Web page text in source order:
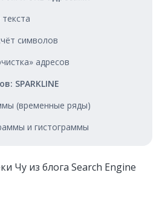
символов
адресов
SPARKLINE
(временные ряды)
и гистограммы
Чу из блога Search Engine